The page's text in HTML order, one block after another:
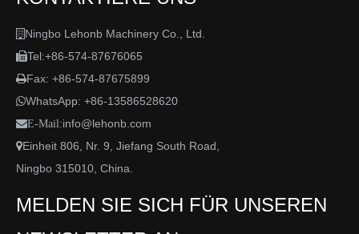
 Ningbo Lehonb Machinery Co., Ltd.
Tel:+86-574-87676065
Fax: +86-574-87675899
WhatsApp: +86-13586528620
E-Mail:info@lehonb.com
Einheit 806, Nr. 9, Jiefang South Road,
Ningbo 315010, China.
MELDEN SIE SICH FÜR UNSEREN